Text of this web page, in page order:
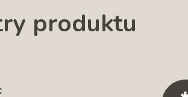
produktu